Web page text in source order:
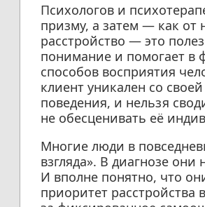
Психологов и
призму, а затем — как от
расстройство — это
понимание и помогает в
способов восприятия
клиент уникален со
поведения, и нельзя
не обесценивать её
Многие люди в
взгляда». В диагнозе
И вполне понятно, что
приоритет